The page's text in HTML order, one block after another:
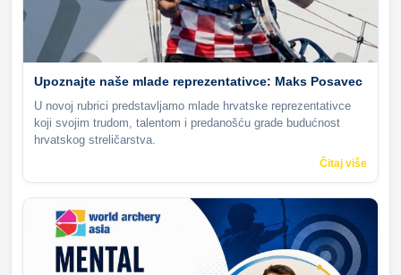
Upoznajte naše mlade reprezentativce: Maks Posavec
U novoj rubrici predstavljamo mlade hrvatske reprezentativce
koji svojim trudom, talentom i predanošću grade budućnost
hrvatskog streličarstva.
Čitaj više